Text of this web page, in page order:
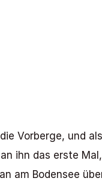
Vorberge, und
ihn das erste
am Bodensee